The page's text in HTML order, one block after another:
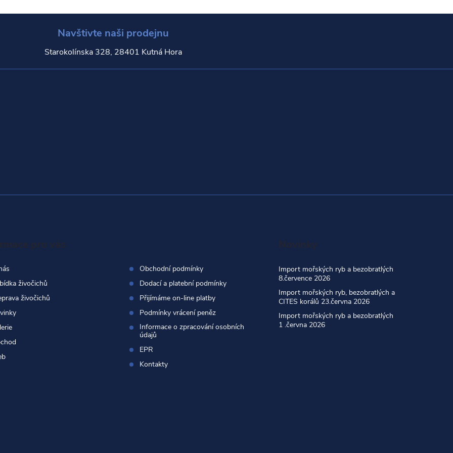
Navštivte naši prodejnu
Starokolínska 328, 28401 Kutná Hora
živočichů
živočichů
Obchodní podmínky
Dodací a platební podmínky
Přijímáme on-line platby
Podmínky vrácení peněz
Informace o zpracování osobních
údajů
EPR
Kontakty
Import mořských ryb a bezobratlých
8.července 2026
Import mořských ryb, bezobratlých a
CITES korálů 23.června 2026
Import mořských ryb a bezobratlých
1 .června 2026